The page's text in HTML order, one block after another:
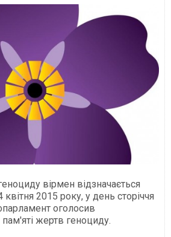
вірмен відзначається
квітня 2015 року, у день сторіччя
оголосив
жертв геноциду.